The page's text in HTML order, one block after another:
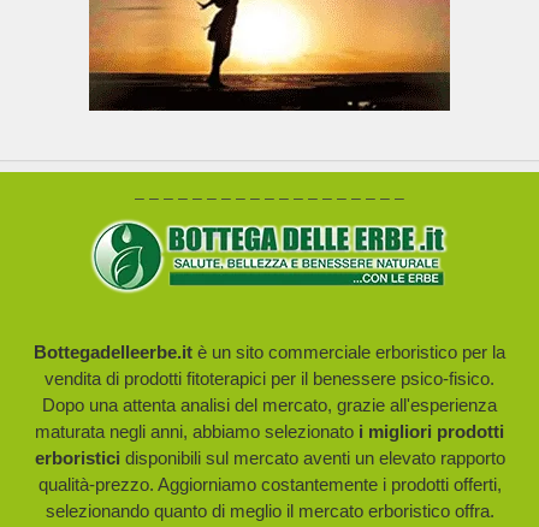
– – – – – – – – – – – – – – – – – – –
Bottegadelleerbe.it è un sito commerciale erboristico per la
vendita di prodotti fitoterapici per il benessere psico-fisico.
Dopo una attenta analisi del mercato, grazie all'esperienza
maturata negli anni, abbiamo selezionato i migliori prodotti
erboristici disponibili sul mercato aventi un elevato rapporto
qualità-prezzo. Aggiorniamo costantemente i prodotti offerti,
selezionando quanto di meglio il mercato erboristico offra.